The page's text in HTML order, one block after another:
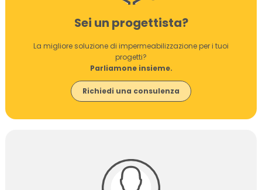
Sei un progettista?
La migliore soluzione di impermeabilizzazione per i tuoi
progetti?
Parliamone insieme.
Richiedi una consulenza